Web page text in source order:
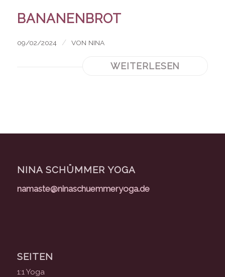
BANANENBROT
09/02/2024 / VON NINA
WEITERLESEN
NINA SCHÜMMER YOGA
namaste@ninaschuemmeryoga.de
SEITEN
1:1 Yoga